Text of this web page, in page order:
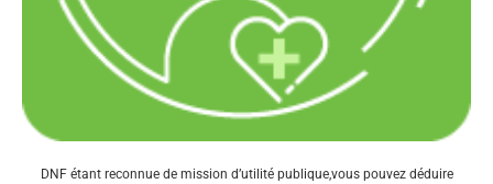
DNF étant reconnue de mission d’utilité publique,vous pouvez déduire